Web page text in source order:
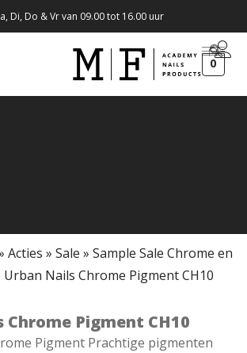
Di, Do & Vr van 09.00 tot 16.00 uur
0
Acties » Sale » Sample Sale Chrome en
Urban Nails Chrome Pigment CH10
Chrome Pigment CH10
Pigment Prachtige pigmenten